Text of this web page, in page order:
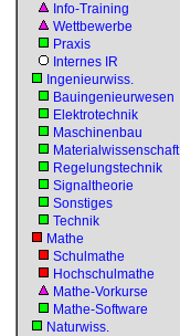
Info-Training
Wettbewerbe
Praxis
Internes IR
Ingenieurwiss.
Bauingenieurwesen
Elektrotechnik
Maschinenbau
Materialwissenschaft
Regelungstechnik
Signaltheorie
Sonstiges
Technik
Mathe
Schulmathe
Hochschulmathe
Mathe-Vorkurse
Mathe-Software
Naturwiss.